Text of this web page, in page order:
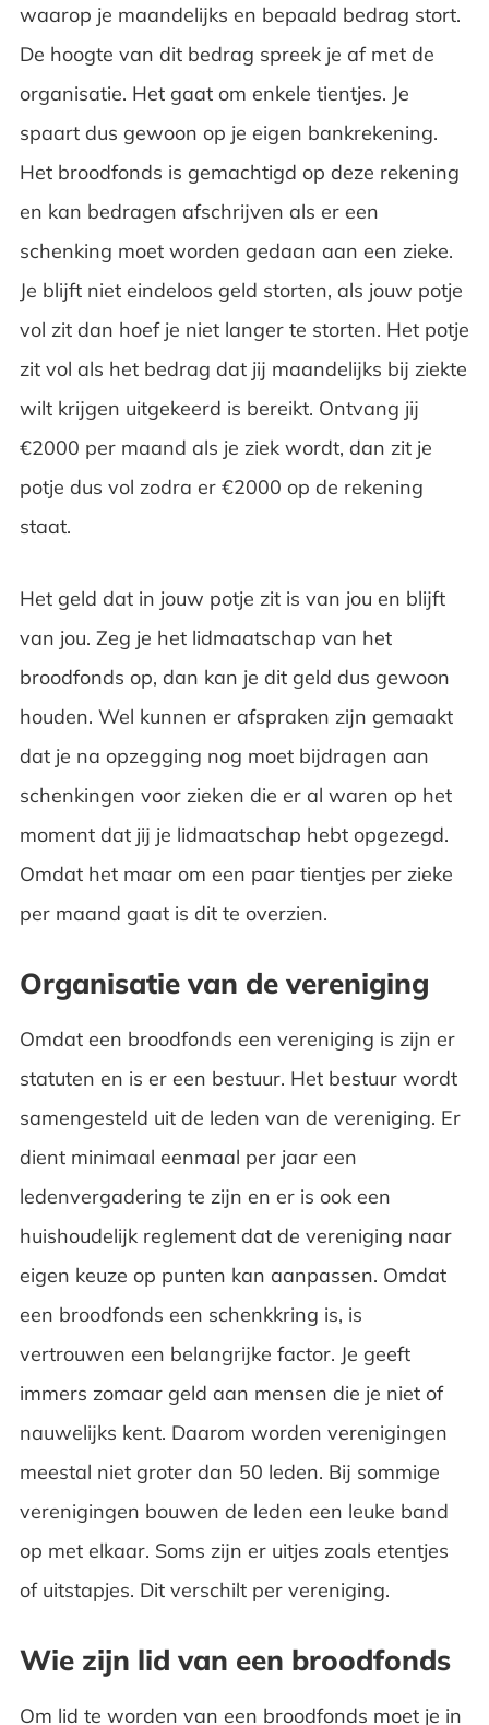
waarop je maandelijks en bepaald bedrag stort.
De hoogte van dit bedrag spreek je af met de
organisatie. Het gaat om enkele tientjes. Je
spaart dus gewoon op je eigen bankrekening.
Het broodfonds is gemachtigd op deze rekening
en kan bedragen afschrijven als er een
schenking moet worden gedaan aan een zieke.
Je blijft niet eindeloos geld storten, als jouw potje
vol zit dan hoef je niet langer te storten. Het potje
zit vol als het bedrag dat jij maandelijks bij ziekte
wilt krijgen uitgekeerd is bereikt. Ontvang jij
€2000 per maand als je ziek wordt, dan zit je
potje dus vol zodra er €2000 op de rekening
staat.
Het geld dat in jouw potje zit is van jou en blijft
van jou. Zeg je het lidmaatschap van het
broodfonds op, dan kan je dit geld dus gewoon
houden. Wel kunnen er afspraken zijn gemaakt
dat je na opzegging nog moet bijdragen aan
schenkingen voor zieken die er al waren op het
moment dat jij je lidmaatschap hebt opgezegd.
Omdat het maar om een paar tientjes per zieke
per maand gaat is dit te overzien.
Organisatie van de vereniging
Omdat een broodfonds een vereniging is zijn er
statuten en is er een bestuur. Het bestuur wordt
samengesteld uit de leden van de vereniging. Er
dient minimaal eenmaal per jaar een
ledenvergadering te zijn en er is ook een
huishoudelijk reglement dat de vereniging naar
eigen keuze op punten kan aanpassen. Omdat
een broodfonds een schenkkring is, is
vertrouwen een belangrijke factor. Je geeft
immers zomaar geld aan mensen die je niet of
nauwelijks kent. Daarom worden verenigingen
meestal niet groter dan 50 leden. Bij sommige
verenigingen bouwen de leden een leuke band
op met elkaar. Soms zijn er uitjes zoals etentjes
of uitstapjes. Dit verschilt per vereniging.
Wie zijn lid van een broodfonds
Om lid te worden van een broodfonds moet je in